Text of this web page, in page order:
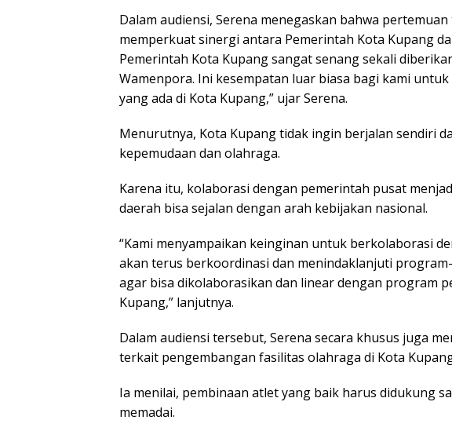
Dalam audiensi, Serena menegaskan bahwa
memperkuat sinergi antara Pemerintah Kota Kupang
Pemerintah Kota Kupang sangat senang sekali
Wamenpora. Ini kesempatan luar biasa bagi kami
yang ada di Kota Kupang,” ujar Serena.
Menurutnya, Kota Kupang tidak ingin berjalan sendiri
kepemudaan dan olahraga.
Karena itu, kolaborasi dengan pemerintah pusat
daerah bisa sejalan dengan arah kebijakan nasional.
“Kami menyampaikan keinginan untuk berkolaborasi
akan terus berkoordinasi dan menindaklanjuti
agar bisa dikolaborasikan dan linear dengan program
Kupang,” lanjutnya.
Dalam audiensi tersebut, Serena secara khusus juga
terkait pengembangan fasilitas olahraga di Kota
Ia menilai, pembinaan atlet yang baik harus didukung
memadai.